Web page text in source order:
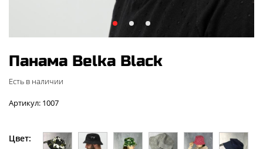
Панама Belka Black
Есть в наличии
Артикул: 1007
Цвет: